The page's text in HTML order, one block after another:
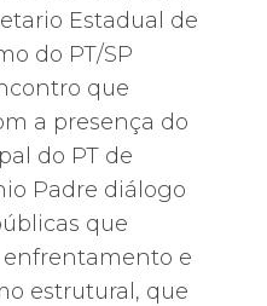
Estadual de
do PT/SP
que
a presença do
do PT de
Padre diálogo
que
e
estrutural, que